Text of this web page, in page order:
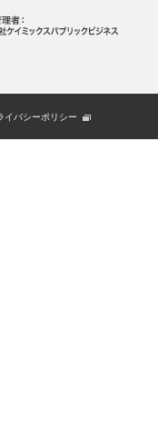
イバシーポリシー